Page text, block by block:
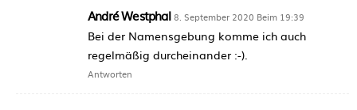
André Westphal 8. September 2020 Beim 19:39
Bei der Namensgebung komme ich auch
regelmäßig durcheinander :-).
Antworten